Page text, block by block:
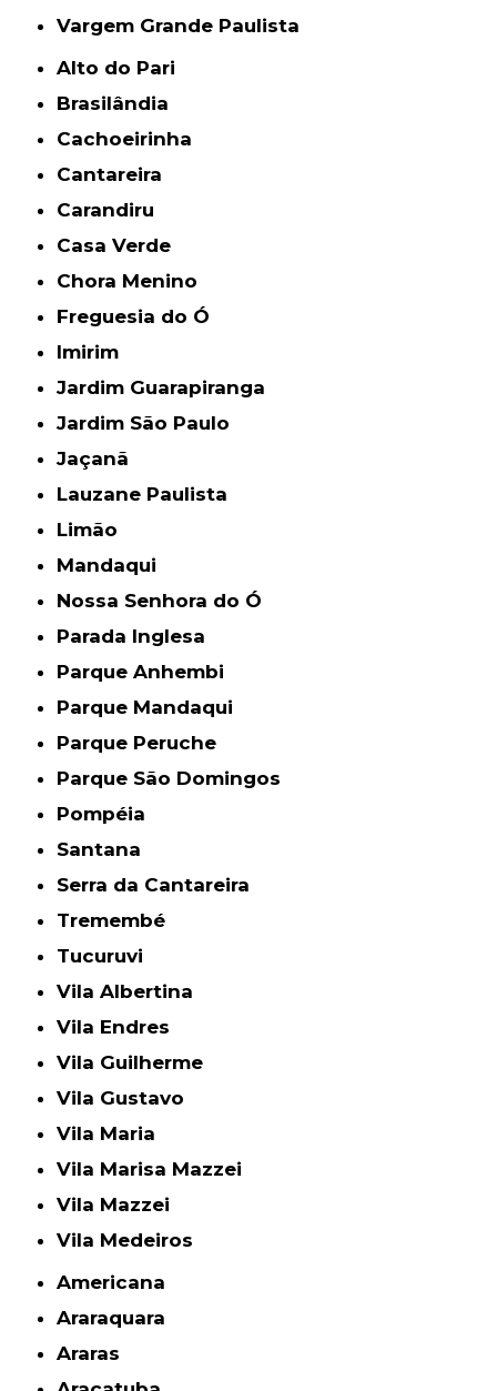
Vargem Grande Paulista
Alto do Pari
Brasilândia
Cachoeirinha
Cantareira
Carandiru
Casa Verde
Chora Menino
Freguesia do Ó
Imirim
Jardim Guarapiranga
Jardim São Paulo
Jaçanã
Lauzane Paulista
Limão
Mandaqui
Nossa Senhora do Ó
Parada Inglesa
Parque Anhembi
Parque Mandaqui
Parque Peruche
Parque São Domingos
Pompéia
Santana
Serra da Cantareira
Tremembé
Tucuruvi
Vila Albertina
Vila Endres
Vila Guilherme
Vila Gustavo
Vila Maria
Vila Marisa Mazzei
Vila Mazzei
Vila Medeiros
Americana
Araraquara
Araras